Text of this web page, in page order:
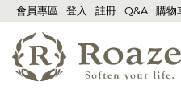
會員專區 登入 註冊 Q&A 購物